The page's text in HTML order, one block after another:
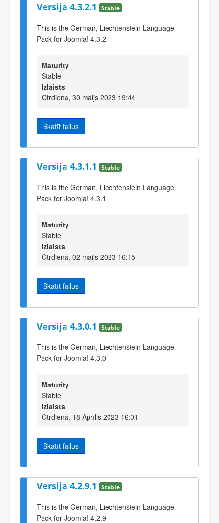
Versija 4.3.2.1 Stable
This is the German, Liechtenstein Language
Pack for Joomla! 4.3.2
Maturity
Stable
Izlaists
Otrdiena, 30 maijs 2023 19:44
Skatīt failus
Versija 4.3.1.1 Stable
This is the German, Liechtenstein Language
Pack for Joomla! 4.3.1
Maturity
Stable
Izlaists
Otrdiena, 02 maijs 2023 16:15
Skatīt failus
Versija 4.3.0.1 Stable
This is the German, Liechtenstein Language
Pack for Joomla! 4.3.0
Maturity
Stable
Izlaists
Otrdiena, 18 Aprīlis 2023 16:01
Skatīt failus
Versija 4.2.9.1 Stable
This is the German, Liechtenstein Language
Pack for Joomla! 4.2.9